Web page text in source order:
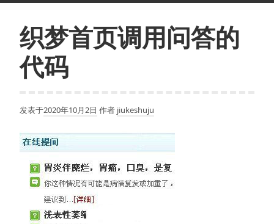
织梦首页调用问答的
代码
发表于2020年10月2日 作者 jiukeshuju